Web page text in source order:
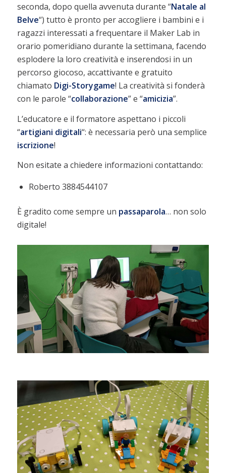
seconda, dopo quella avvenuta durante “Natale al
Belve“) tutto è pronto per accogliere i bambini e i
ragazzi interessati a frequentare il Maker Lab in
orario pomeridiano durante la settimana, facendo
esplodere la loro creatività e inserendosi in un
percorso giocoso, accattivante e gratuito
chiamato Digi-Storygame! La creatività si fonderà
con le parole “collaborazione” e “amicizia”.
L’educatore e il formatore aspettano i piccoli
“artigiani digitali“: è necessaria però una semplice
iscrizione!
Non esitate a chiedere informazioni contattando:
Roberto 3884544107
È gradito come sempre un passaparola… non solo
digitale!